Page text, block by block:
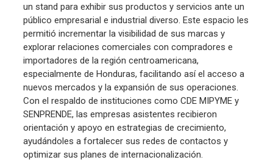
un stand para exhibir sus productos y servicios ante un
público empresarial e industrial diverso. Este espacio les
permitió incrementar la visibilidad de sus marcas y
explorar relaciones comerciales con compradores e
importadores de la región centroamericana,
especialmente de Honduras, facilitando así el acceso a
nuevos mercados y la expansión de sus operaciones.
Con el respaldo de instituciones como CDE MIPYME y
SENPRENDE, las empresas asistentes recibieron
orientación y apoyo en estrategias de crecimiento,
ayudándoles a fortalecer sus redes de contactos y
optimizar sus planes de internacionalización.